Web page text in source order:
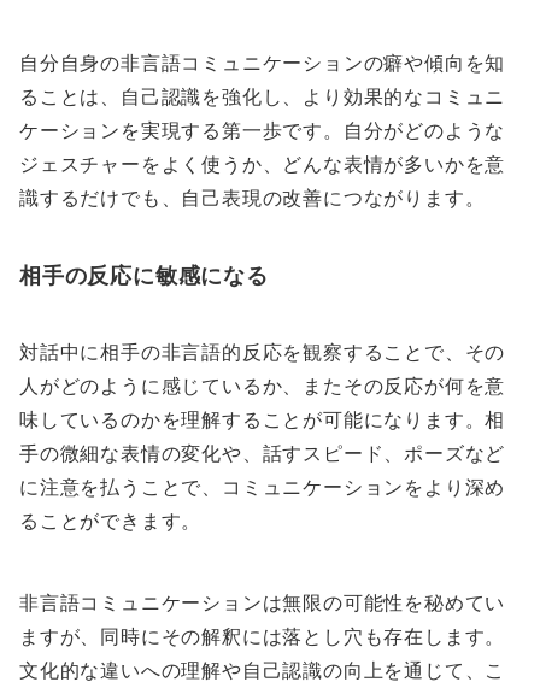
自分自身の非言語コミュニケーションの癖や傾向を知
ることは、自己認識を強化し、より効果的なコミュニ
ケーションを実現する第一歩です。自分がどのような
ジェスチャーをよく使うか、どんな表情が多いかを意
識するだけでも、自己表現の改善につながります。
相手の反応に敏感になる
対話中に相手の非言語的反応を観察することで、その
人がどのように感じているか、またその反応が何を意
味しているのかを理解することが可能になります。相
手の微細な表情の変化や、話すスピード、ポーズなど
に注意を払うことで、コミュニケーションをより深め
ることができます。
非言語コミュニケーションは無限の可能性を秘めてい
ますが、同時にその解釈には落とし穴も存在します。
文化的な違いへの理解や自己認識の向上を通じて、こ